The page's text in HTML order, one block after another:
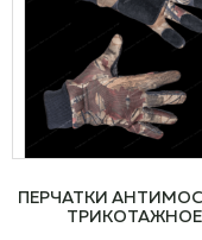
ПЕРЧАТКИ
ТРИКОТАЖНОЕ